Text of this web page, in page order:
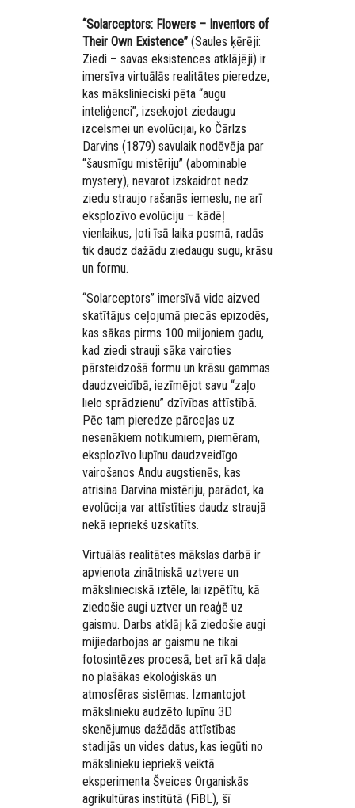
“Solarceptors: Flowers – Inventors of
Their Own Existence” (Saules ķērēji:
Ziedi – savas eksistences atklājēji) ir
imersīva virtuālās realitātes pieredze,
kas mākslinieciski pēta “augu
inteliģenci”, izsekojot ziedaugu
izcelsmei un evolūcijai, ko Čārlzs
Darvins (1879) savulaik nodēvēja par
“šausmīgu mistēriju” (abominable
mystery), nevarot izskaidrot nedz
ziedu straujo rašanās iemeslu, ne arī
eksplozīvo evolūciju – kādēļ
vienlaikus, ļoti īsā laika posmā, radās
tik daudz dažādu ziedaugu sugu, krāsu
un formu.
“Solarceptors” imersīvā vide aizved
skatītājus ceļojumā piecās epizodēs,
kas sākas pirms 100 miljoniem gadu,
kad ziedi strauji sāka vairoties
pārsteidzošā formu un krāsu gammas
daudzveidībā, iezīmējot savu “zaļo
lielo sprādzienu” dzīvības attīstībā.
Pēc tam pieredze pārceļas uz
nesenākiem notikumiem, piemēram,
eksplozīvo lupīnu daudzveidīgo
vairošanos Andu augstienēs, kas
atrisina Darvina mistēriju, parādot, ka
evolūcija var attīstīties daudz straujā
nekā iepriekš uzskatīts.
Virtuālās realitātes mākslas darbā ir
apvienota zinātniskā uztvere un
mākslinieciskā iztēle, lai izpētītu, kā
ziedošie augi uztver un reaģē uz
gaismu. Darbs atklāj kā ziedošie augi
mijiedarbojas ar gaismu ne tikai
fotosintēzes procesā, bet arī kā daļa
no plašākas ekoloģiskās un
atmosfēras sistēmas. Izmantojot
mākslinieku audzēto lupīnu 3D
skenējumus dažādās attīstības
stadijās un vides datus, kas iegūti no
mākslinieku iepriekš veiktā
eksperimenta Šveices Organiskās
agrikultūras institūtā (FiBL), šī